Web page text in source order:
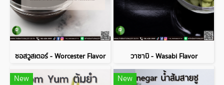
ซอสวูสเตอร์ - Worcester Flavor วาซาบิ - Wasabi Flavor
New New